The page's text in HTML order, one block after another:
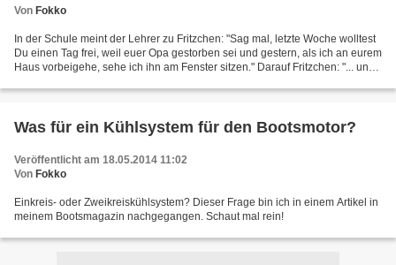
Von Fokko
In der Schule meint der Lehrer zu Fritzchen: "Sag mal, letzte Woche wolltest
Du einen Tag frei, weil euer Opa gestorben sei und gestern, als ich an eurem
Haus vorbeigehe, sehe ich ihn am Fenster sitzen." Darauf Fritzchen: "... und
Was für ein Kühlsystem für den Bootsmotor?
Veröffentlicht am 18.05.2014 11:02
Von Fokko
Einkreis- oder Zweikreiskühlsystem? Dieser Frage bin ich in einem Artikel in
meinem Bootsmagazin nachgegangen. Schaut mal rein!